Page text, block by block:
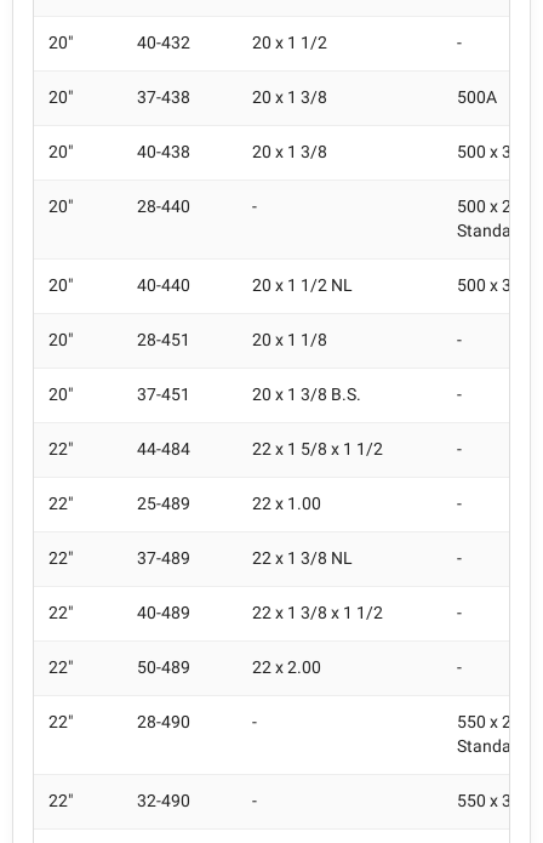
20" 40-432 20 x 1 1/2 -
20" 37-438 20 x 1 3/8 500A
20" 40-438 20 x 1 3/8 500 x 38A
20" 28-440 -
500 x 28A
Standard
20" 40-440 20 x 1 1/2 NL 500 x 38A
20" 28-451 20 x 1 1/8 -
20" 37-451 20 x 1 3/8 B.S. -
22" 44-484 22 x 1 5/8 x 1 1/2 -
22" 25-489 22 x 1.00 -
22" 37-489 22 x 1 3/8 NL -
22" 40-489 22 x 1 3/8 x 1 1/2 -
22" 50-489 22 x 2.00 -
22" 28-490 -
550 x 28A
Standard
22" 32-490 - 550 x 32A